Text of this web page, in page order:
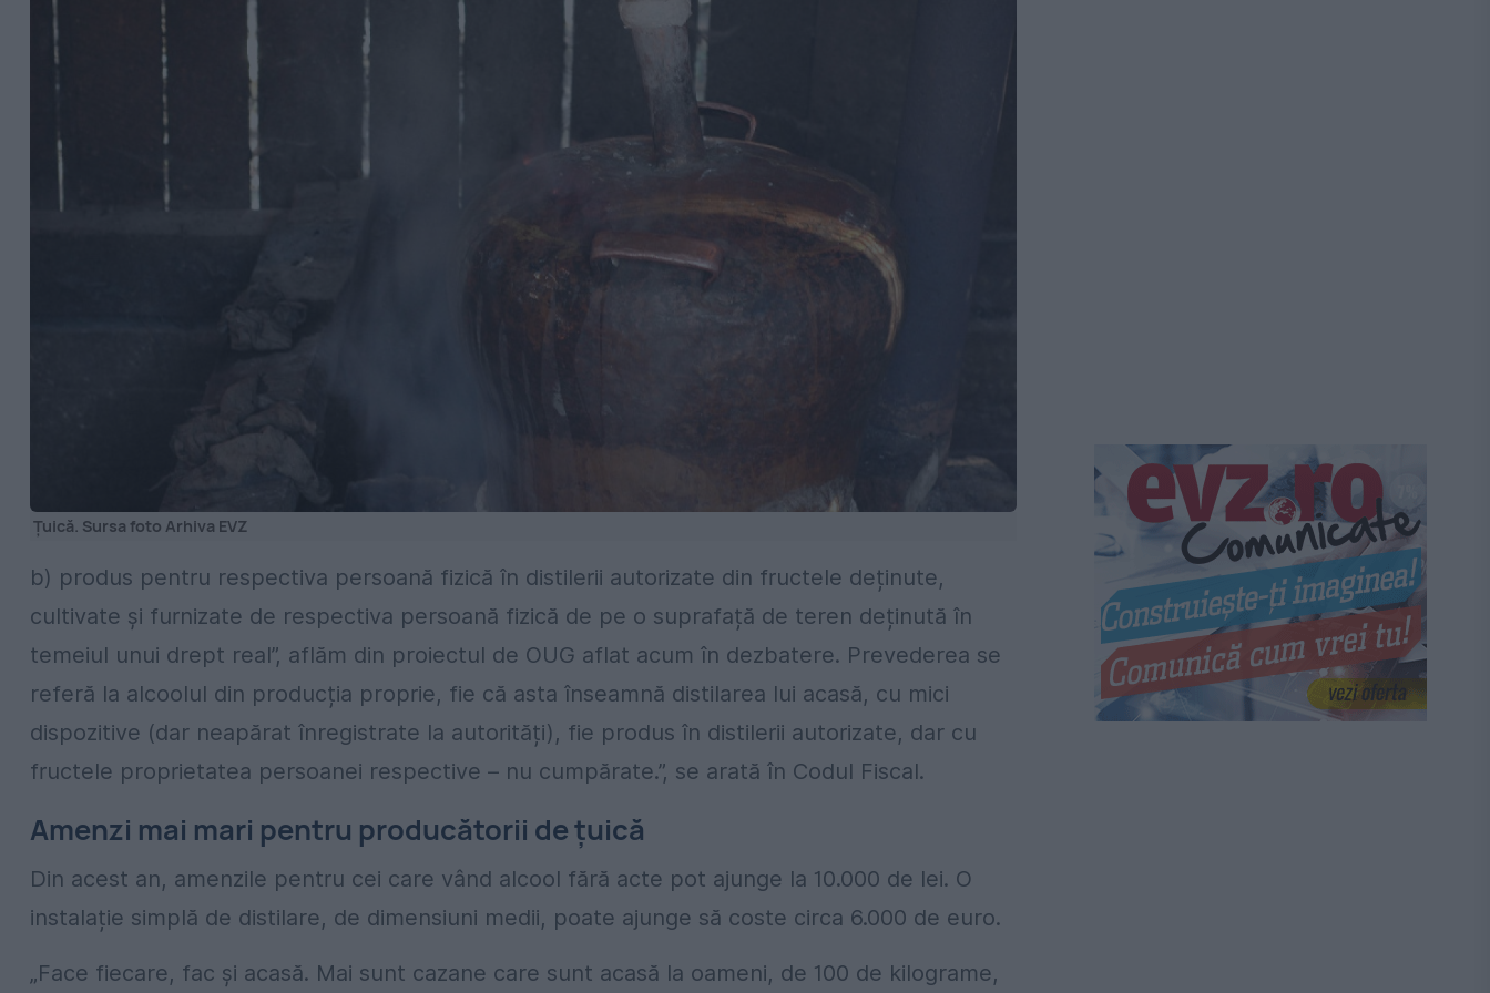
Țuică. Sursa foto Arhiva EVZ
b) produs pentru respectiva persoană fizică în distilerii autorizate din fructele deținute,
cultivate și furnizate de respectiva persoană fizică de pe o suprafață de teren deținută în
temeiul unui drept real”, aflăm din proiectul de OUG aflat acum în dezbatere. Prevederea se
referă la alcoolul din producția proprie, fie că asta înseamnă distilarea lui acasă, cu mici
dispozitive (dar neapărat înregistrate la autorități), fie produs în distilerii autorizate, dar cu
fructele proprietatea persoanei respective – nu cumpărate.”, se arată în Codul Fiscal.
Amenzi mai mari pentru producătorii de țuică
Din acest an, amenzile pentru cei care vând alcool fără acte pot ajunge la 10.000 de lei. O
instalație simplă de distilare, de dimensiuni medii, poate ajunge să coste circa 6.000 de euro.
„Face fiecare, fac şi acasă. Mai sunt cazane care sunt acasă la oameni, de 100 de kilograme,